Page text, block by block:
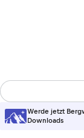
Werde jetzt
Downloads